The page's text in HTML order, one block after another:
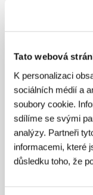
Tato webová
K personalizaci
sociálních médií a
soubory cookie.
sdílíme se svými
analýzy. Partneři
informacemi, které
důsledku toho, že
Režie: Damjan
okolnostmi
obdivuhodně
komunikovat, jíž
prosycené
výkony.
Óda na nicotu
(Oda sa wala)